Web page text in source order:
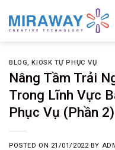
BLOG,KIOSK TỰ PHỤC VỤ
Nâng Tầm Trải
Trong Lĩnh Vực
Phục Vụ (Phần 2)
POSTED ON 21/01/2022BY